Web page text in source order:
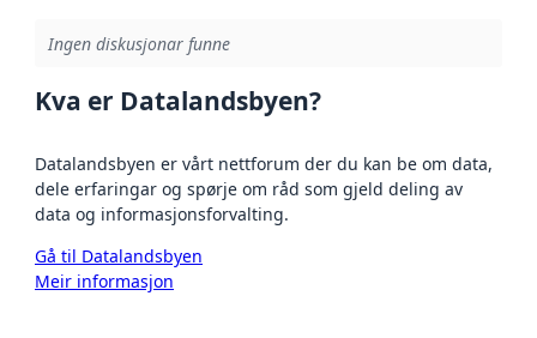
Ingen diskusjonar funne
Kva er Datalandsbyen?
Datalandsbyen er vårt nettforum der du kan be om data,
dele erfaringar og spørje om råd som gjeld deling av
data og informasjonsforvalting.
Gå til Datalandsbyen
Meir informasjon